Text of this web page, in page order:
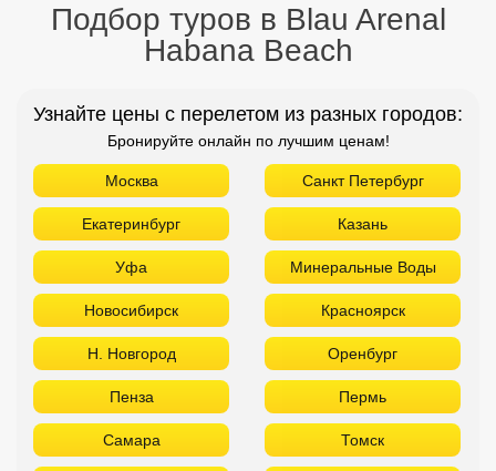
Подбор туров в Blau Arenal
Habana Beach
Узнайте цены с перелетом из разных городов:
Бронируйте онлайн по лучшим ценам!
Москва Санкт Петербург
Екатеринбург Казань
Уфа Минеральные Воды
Новосибирск Красноярск
Н. Новгород Оренбург
Пенза Пермь
Самара Томск